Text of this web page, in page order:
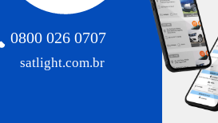
satlight.com.br
0800 026 0707